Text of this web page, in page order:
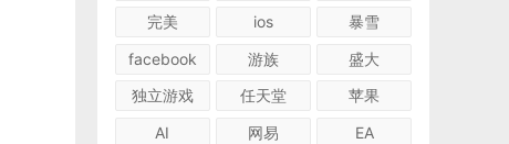
完美
ios
暴雪
facebook
游族
盛大
独立游戏
任天堂
苹果
AI
网易 EA